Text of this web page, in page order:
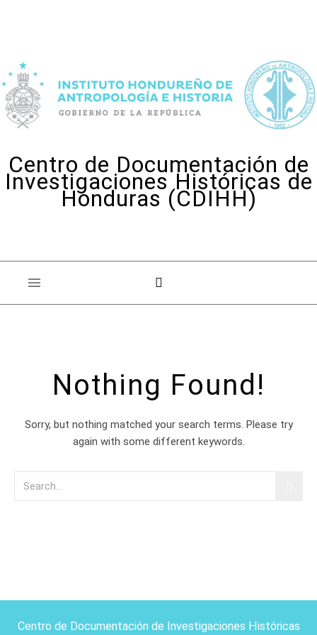
Centro de Documentación de
Investigaciones Históricas de
Honduras (CDIHH)
Nothing Found!
Sorry, but nothing matched your search terms. Please try
again with some different keywords.
Centro de Documentación de Investigaciones Históricas